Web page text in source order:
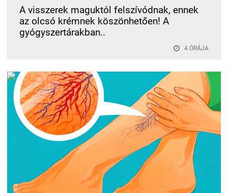
A visszerek maguktól felszívódnak, ennek
az olcsó krémnek köszönhetően! A
gyógyszertárakban..
4 ÓRÁJA